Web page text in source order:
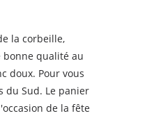
la corbeille,
qualité au
doux. Pour vous
du Sud. Le panier
de la fête